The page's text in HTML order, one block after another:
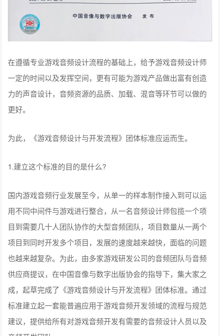
在遵循专业游戏音频设计流程的基础上，给予游戏音频设计师
一定的时间以及发挥空间，更有可能为游戏产品做出富有创造
力的声音设计，音频资源的品质、加载、混音等环节可以做的
更好。
为此，《游戏音频设计与开发流程》团体标准应运而生。
1.建立这个标准的目的是什么?
国内游戏音频行业发展至今，从单一的样本制作接入到可以运
用不同中间件与游戏进行整合，从一名音频设计师包揽一个项
目到需要几十人团队协作的大型音频团队，项目数量从一两个
项目到同时开发多个项目，发展的速度越来越快，面临的问题
也越来越复杂。为此，由多家游戏研发公司的音频团队与音频
供应商提议，在中国音像与数字出版协会的指导下，集大家之
成，起草完成了《游戏音频设计与开发流程》团体标准。通过
标准建立起一套能普遍应用于游戏音频开发领域的流程与规范
建议，提供给所有对游戏音频开发有需要的音频设计人员以及